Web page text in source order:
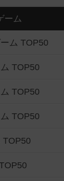
ーム
ム TOP50
TOP50
TOP50
TOP50
TOP50